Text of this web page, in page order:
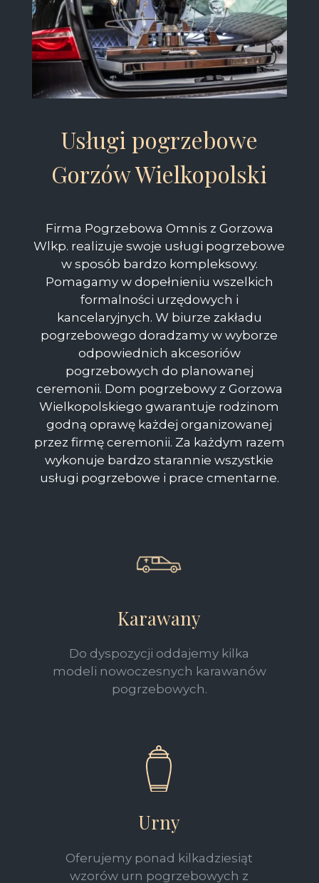
Usługi pogrzebowe
Gorzów Wielkopolski
Firma Pogrzebowa Omnis z Gorzowa
Wlkp. realizuje swoje usługi pogrzebowe
w sposób bardzo kompleksowy.
Pomagamy w dopełnieniu wszelkich
formalności urzędowych i
kancelaryjnych. W biurze zakładu
pogrzebowego doradzamy w wyborze
odpowiednich akcesoriów
pogrzebowych do planowanej
ceremonii. Dom pogrzebowy z Gorzowa
Wielkopolskiego gwarantuje rodzinom
godną oprawę każdej organizowanej
przez firmę ceremonii. Za każdym razem
wykonuje bardzo starannie wszystkie
usługi pogrzebowe i prace cmentarne.
Karawany
Do dyspozycji oddajemy kilka
modeli nowoczesnych karawanów
pogrzebowych.
Urny
Oferujemy ponad kilkadziesiąt
wzorów urn pogrzebowych z